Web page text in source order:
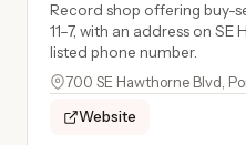
Record shop offering buy-
11–7, with an address on
listed phone number.
700 SE Hawthorne Blvd,
Website